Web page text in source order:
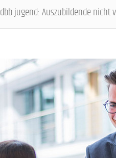
dbb jugend: Auszubildende nicht